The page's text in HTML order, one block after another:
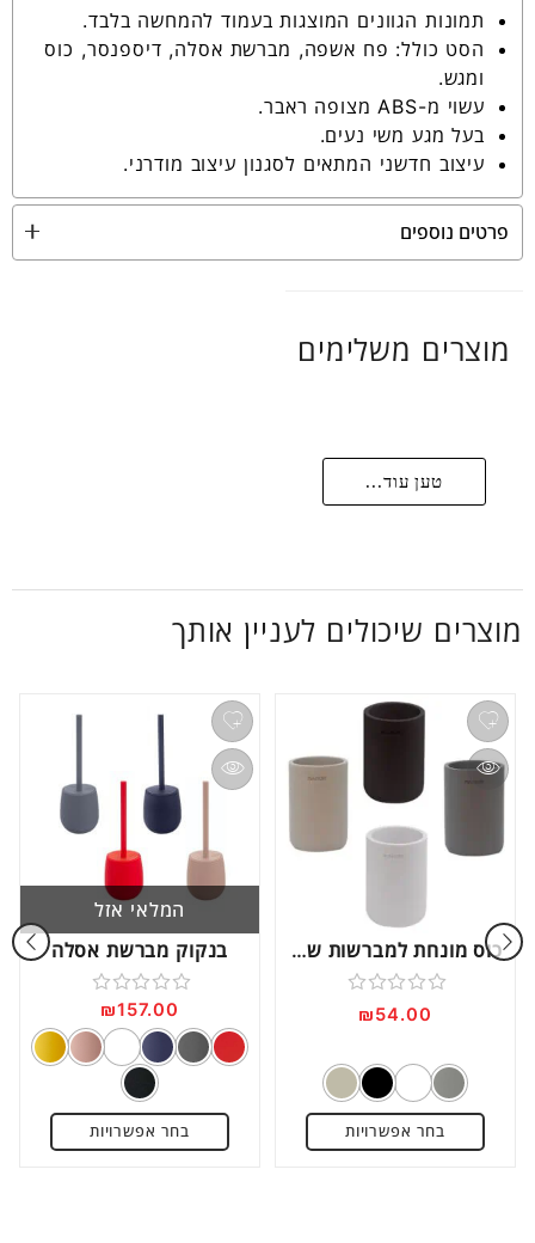
תמונות הגוונים המוצגות בעמוד להמחשה בלבד.
הסט כולל: פח אשפה, מברשת אסלה, דיספנסר, כוס
ומגש.
עשוי מ-ABS מצופה ראבר.
בעל מגע משי נעים.
עיצוב חדשני המתאים לסגנון עיצוב מודרני.
פרטים נוספים
מוצרים משלימים
טען עוד...
מוצרים שיכולים לעניין אותך
כוס מונחת למברשות שיניים
דורג
מתוך
5
₪54.00
בחר אפשרויות
המלאי אזל
בנקוק מברשת אסלה
דורג
0
מתוך
₪157.00
בחר אפשרויות